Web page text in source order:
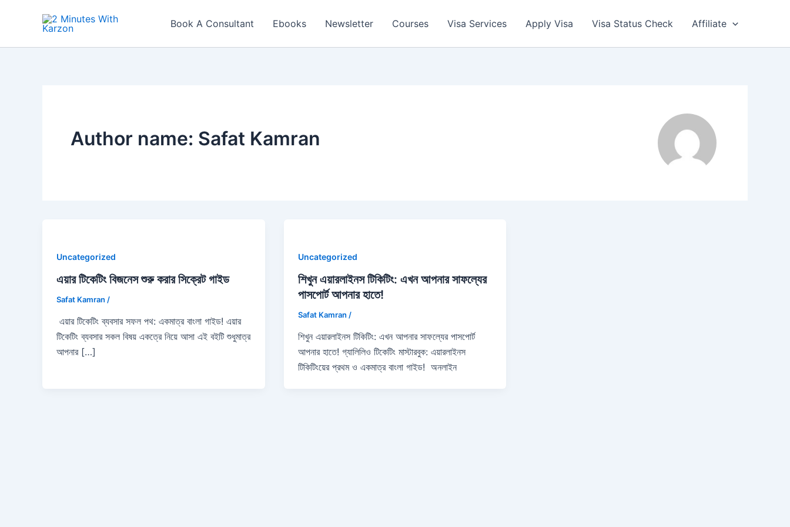
Book A Consultant Ebooks Newsletter Courses Visa Services Apply Visa Visa Status Check Affiliate
Author name: Safat Kamran
Uncategorized
এয়ার টিকেটিং বিজনেস শুরু করার সিক্রেট গাইড
Safat Kamran /
এয়ার টিকেটিং ব্যবসার সফল পথ: একমাত্র বাংলা গাইড! এয়ার
টিকেটিং ব্যবসার সকল বিষয় একত্রে নিয়ে আসা এই বইটি শুধুমাত্র
আপনার […]
Uncategorized
শিখুন এয়ারলাইনস টিকিটিং: এখন আপনার সাফল্যের
পাসপোর্ট আপনার হাতে!
Safat Kamran /
শিখুন এয়ারলাইনস টিকিটিং: এখন আপনার সাফল্যের পাসপোর্ট
আপনার হাতে! গ্যালিলিও টিকেটিং মাস্টারবুক: এয়ারলাইনস
টিকিটিংয়ের প্রথম ও একমাত্র বাংলা গাইড! অনলাইন